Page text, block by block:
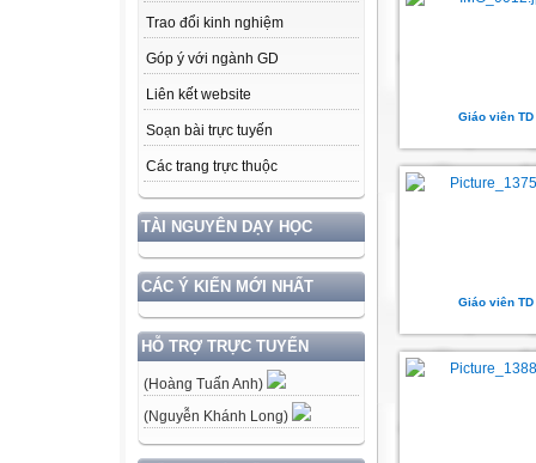
Trao đổi kinh nghiệm
Góp ý với ngành GD
Liên kết website
Soạn bài trực tuyến
Các trang trực thuộc
TÀI NGUYÊN DẠY HỌC
CÁC Ý KIẾN MỚI NHẤT
HỖ TRỢ TRỰC TUYẾN
(Hoàng Tuấn Anh)
(Nguyễn Khánh Long)
Giáo viên TD
Giáo viên TD